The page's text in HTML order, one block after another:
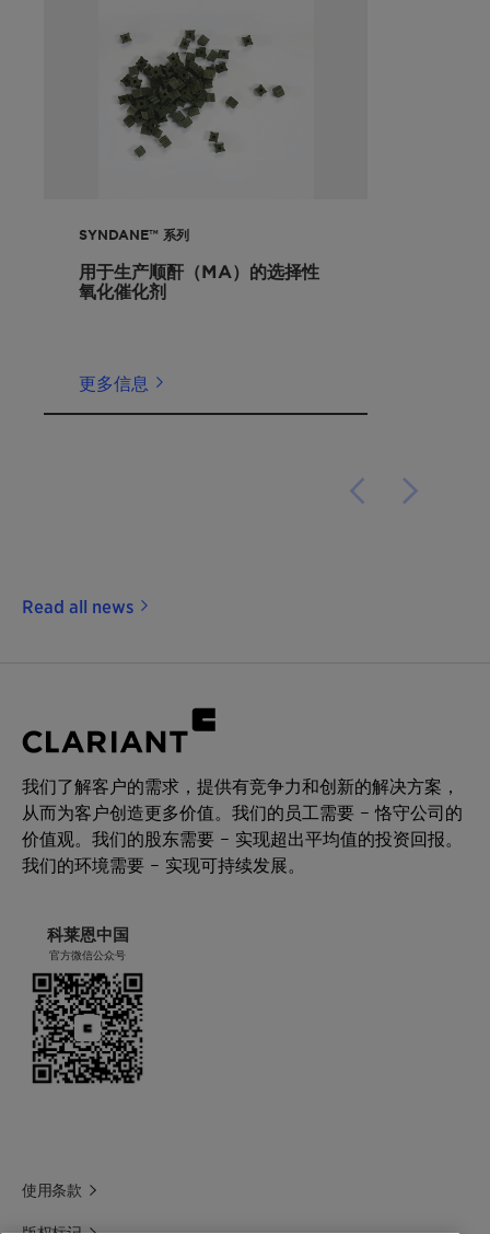
SYNDANE™ 系列
用于生产顺酐（MA）的选择性
氧化催化剂
更多信息
Read all news
我们了解客户的需求，提供有竞争力和创新的解决方案，
从而为客户创造更多价值。我们的员工需要 – 恪守公司的
价值观。我们的股东需要 – 实现超出平均值的投资回报。
我们的环境需要 – 实现可持续发展。
科莱恩中国
官方微信公众号
使用条款